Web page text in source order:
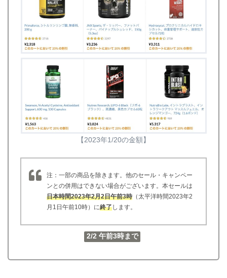
【2023年1/20の金額】
注：一部の商品を除きます。他のセール・キャンペー
ンとの併用はできない場合がございます。本セールは
日本時間2023年2月2日午前3時 （太平洋時間2023年2
月1日午前10時）に終了します。
2/2 午前3時まで